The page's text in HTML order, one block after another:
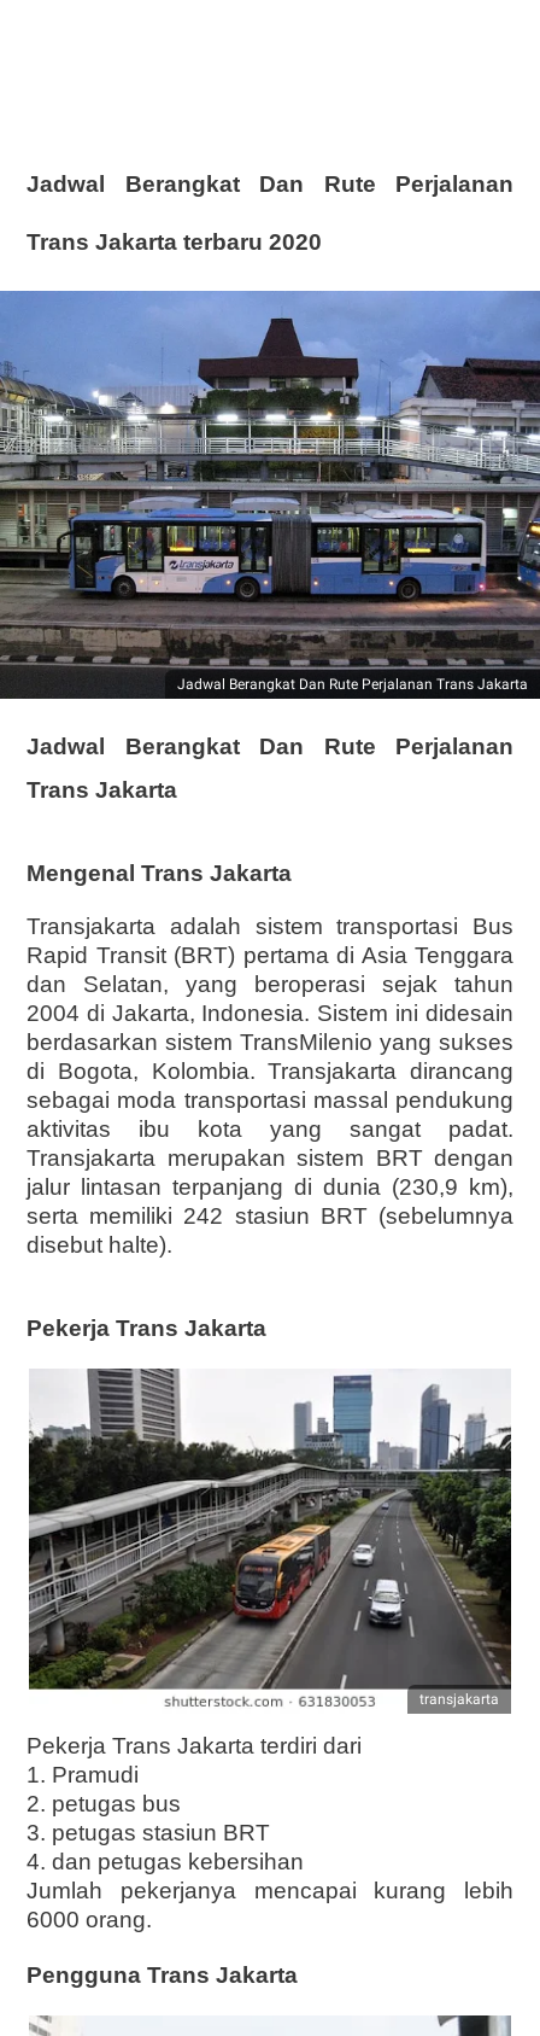
Jadwal Berangkat Dan Rute Perjalanan
Trans Jakarta terbaru 2020
Jadwal Berangkat Dan Rute Perjalanan Trans Jakarta
Jadwal Berangkat Dan Rute Perjalanan
Trans Jakarta
Mengenal Trans Jakarta
Transjakarta adalah sistem transportasi Bus
Rapid Transit (BRT) pertama di Asia Tenggara
dan Selatan, yang beroperasi sejak tahun
2004 di Jakarta, Indonesia. Sistem ini didesain
berdasarkan sistem TransMilenio yang sukses
di Bogota, Kolombia. Transjakarta dirancang
sebagai moda transportasi massal pendukung
aktivitas ibu kota yang sangat padat.
Transjakarta merupakan sistem BRT dengan
jalur lintasan terpanjang di dunia (230,9 km),
serta memiliki 242 stasiun BRT (sebelumnya
disebut halte).
Pekerja Trans Jakarta
transjakarta
Pekerja Trans Jakarta terdiri dari
1. Pramudi
2. petugas bus
3. petugas stasiun BRT
4. dan petugas kebersihan
Jumlah pekerjanya mencapai kurang lebih
6000 orang.
Pengguna Trans Jakarta